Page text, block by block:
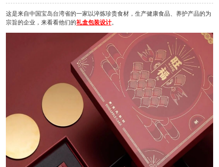
这是来自中国宝岛台湾省的一家以淬炼珍贵食材，生产健康食品、养护产品的为
宗旨的企业，来看看他们的礼盒包装设计。